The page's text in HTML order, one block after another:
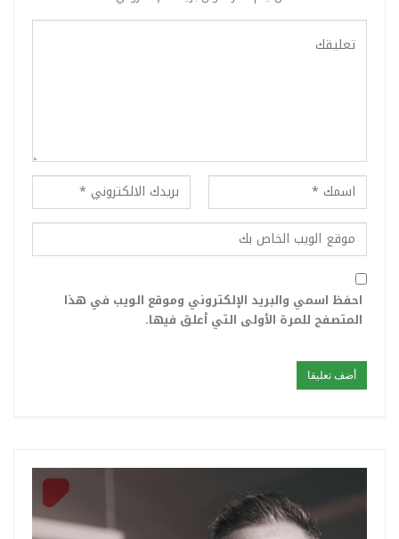
احفظ اسمي والبريد الإلكتروني وموقع الويب في هذا
المتصفح للمرة الأولى التي أعلق فيها.